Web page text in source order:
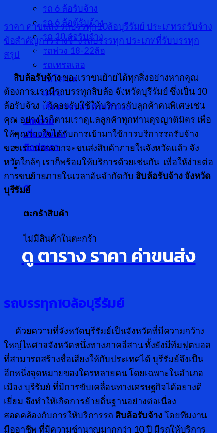
รถ 6 ล้อรับจ้าง
รถ 6 ล้อตู้รับจ้าง
รถ 10 ล้อรับจ้าง
รถพ่วง 18-22ล้อ
รถเทรลเลอ
รถโลเบท
เครน
เช็คค่าขนส่ง ด้วยตัวเอง
บทความ
เกี่ยวกับเรา
ติดต่อเรา
0
ตะกร้าสินค้า
ไม่มีสินค้าในตะกร้า
ราคา ค่าขนส่งรถบรรทุก10ล้อบุรีรัมย์ ประเภทรถรับจ้าง
ข้อสำคัญการว่างจ้างรถบรรรทุก ประเภทที่รับบรรทุก
สรุป
สิบล้อรับจ้างของเราขนย้ายได้ทุกสิ่งอย่างหากคุณ
ต้องการ เรามีรถบรรทุกสิบล้อ จังหวัดบุรีรัมย์ ซึ่งเป็น 10
ล้อรับจ้าง ไว้คอยรับใช้ให้บริการกับลูกค้าคนพิเศษเช่น
คุณ อย่างไรก็ตามเราดูแลลูกค้าทุกท่านดุจญาติมิตร เพื่อ
ให้คุณวางใจได้กับการเข้ามาใช้การบริการรถรับจ้าง
ของเรา นอกจากจะขนส่งสินค้าภายในจังหวัดแล้ว จัง
หวัดใกล้ๆ เราก็พร้อมให้บริการด้วยเช่นกัน เพื่อให้ง่ายต่อ
การขนย้ายภายในเวลาอันจำกัดกับ สิบล้อรับจ้าง จังหวัด
บุรีรัมย์
ดู ตาราง ราคา ค่าขนส่ง
รถบรรทุก10ล้อบุรีรัมย์
ด้วยความที่จังหวัดบุรีรัมย์เป็นจังหวัดที่มีความกว้าง
ใหญ่ไพศาลจังหวัดหนึ่งทางภาคอีสาน ทั้งยังมีทีมฟุตบอล
ที่สามารถสร้างชื่อเสียงให้กับประเทศได้ บุรีรัมย์จึงเป็น
อีกหนึ่งจุดหมายของใครหลายคน โดยเฉพาะในอำเภอ
เมือง บุรีรัมย์ ที่มีการขับเคลื่อนทางเศรษฐกิจได้อย่างดี
เยี่ยม จึงทำให้เกิดการย้ายถิ่นฐานอย่างต่อเนื่อง
สอดคล้องกับการให้บริการรถ สิบล้อรับจ้างโดยทีมงาน
มืออาชีพ ที่มีความชำนาญมากกว่า 10 ปี มีรถให้บริการ